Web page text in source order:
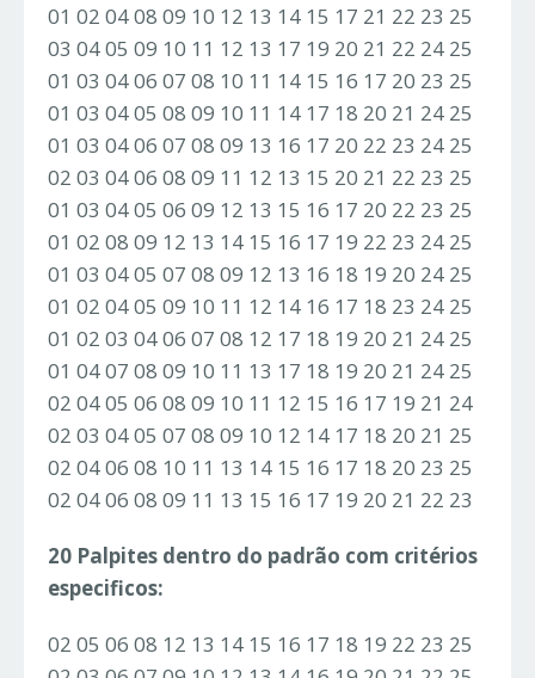
01 02 04 08 09 10 12 13 14 15 17 21 22 23 25
03 04 05 09 10 11 12 13 17 19 20 21 22 24 25
01 03 04 06 07 08 10 11 14 15 16 17 20 23 25
01 03 04 05 08 09 10 11 14 17 18 20 21 24 25
01 03 04 06 07 08 09 13 16 17 20 22 23 24 25
02 03 04 06 08 09 11 12 13 15 20 21 22 23 25
01 03 04 05 06 09 12 13 15 16 17 20 22 23 25
01 02 08 09 12 13 14 15 16 17 19 22 23 24 25
01 03 04 05 07 08 09 12 13 16 18 19 20 24 25
01 02 04 05 09 10 11 12 14 16 17 18 23 24 25
01 02 03 04 06 07 08 12 17 18 19 20 21 24 25
01 04 07 08 09 10 11 13 17 18 19 20 21 24 25
02 04 05 06 08 09 10 11 12 15 16 17 19 21 24
02 03 04 05 07 08 09 10 12 14 17 18 20 21 25
02 04 06 08 10 11 13 14 15 16 17 18 20 23 25
02 04 06 08 09 11 13 15 16 17 19 20 21 22 23
20 Palpites dentro do padrão com critérios
especificos:
02 05 06 08 12 13 14 15 16 17 18 19 22 23 25